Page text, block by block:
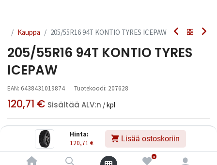
Hinta:
120,71 € Lisää ostoskoriin
0
Kauppa 205/55R16 94T KONTIO TYRES ICEPAW
205/55R16 94T KONTIO TYRES
ICEPAW
EAN: 6438431019874 Tuotekoodi: 207628
120,71 € Sisältää ALV:n / kpl
Toimittajilla (kotimaa):
Saatavilla
Toimitusaika:
3 arkipäivää